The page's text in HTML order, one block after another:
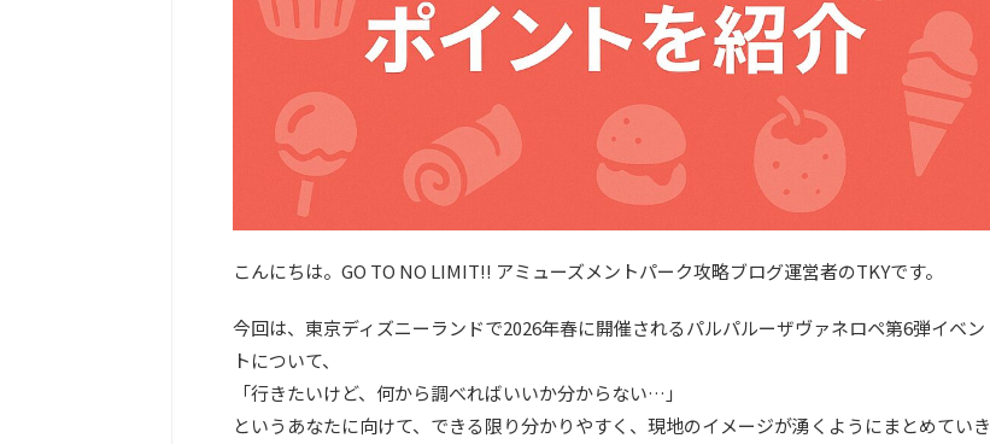
こんにちは。GO TO NO LIMIT!! アミューズメントパーク攻略ブログ運営者のTKYです。
今回は、東京ディズニーランドで2026年春に開催されるパルパルーザヴァネロペ第6弾イベン
トについて、
「行きたいけど、何から調べればいいか分からない…」
というあなたに向けて、できる限り分かりやすく、現地のイメージが湧くようにまとめていき